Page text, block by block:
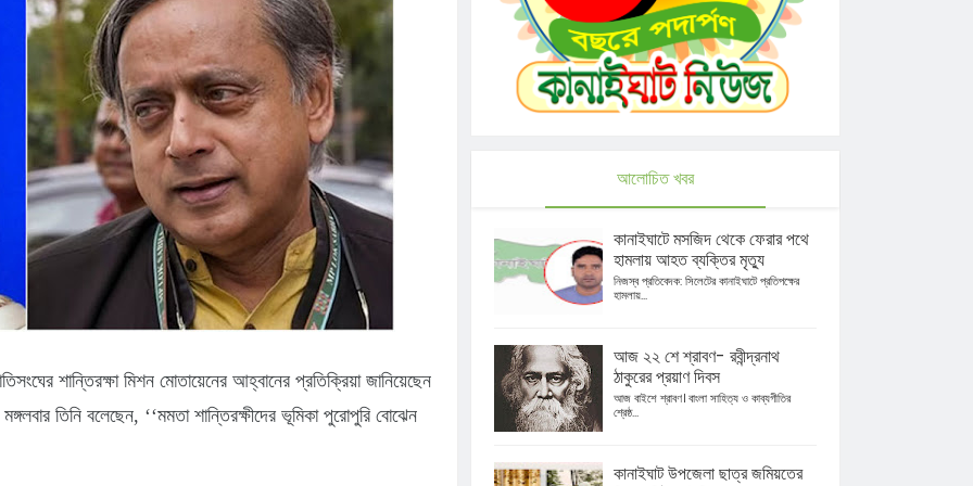
আসছেন
সমাবেশ,
আঁধারে
শান্তিরক্ষা মিশন মোতায়েনের আহ্বানের প্রতিক্রিয়া জানিয়েছেন
তিনি বলেছেন, ‘‘মমতা শান্তিরক্ষীদের ভূমিকা পুরোপুরি বোঝেন
আলোচিত খবর
কানাইঘাটে মসজিদ থেকে ফেরার পথে
হামলায় আহত ব্যক্তির মৃত্যু
নিজস্ব প্রতিবেদক: সিলেটের কানাইঘাটে প্রতিপক্ষের
হামলায়...
আজ ২২ শে শ্রাবণ- রবীন্দ্রনাথ
ঠাকুরের প্রয়াণ দিবস
আজ বাইশে শ্রাবণ। বাংলা সাহিত্য ও কাব্যগীতির
শ্রেষ্ঠ...
কানাইঘাট উপজেলা ছাত্র জমিয়তের